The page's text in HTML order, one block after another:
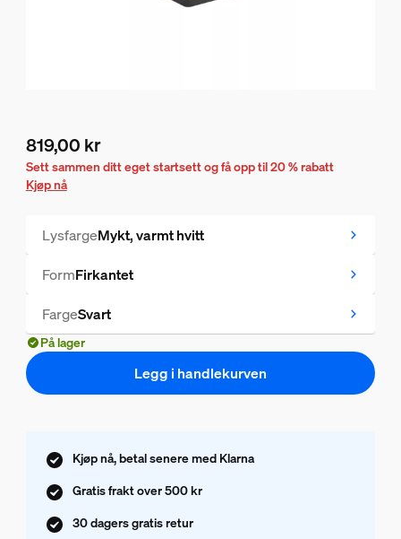
Nåværende pris er 819,00 kr
819,00 kr
Sett sammen ditt eget startsett og få opp til 20 % rabatt
Kjøp nå
LysfargeMykt, varmt hvitt
FormFirkantet
FargeSvart
På lager
Legg i handlekurven
Kjøp nå, betal senere med Klarna
Gratis frakt over 500 kr
30 dagers gratis retur